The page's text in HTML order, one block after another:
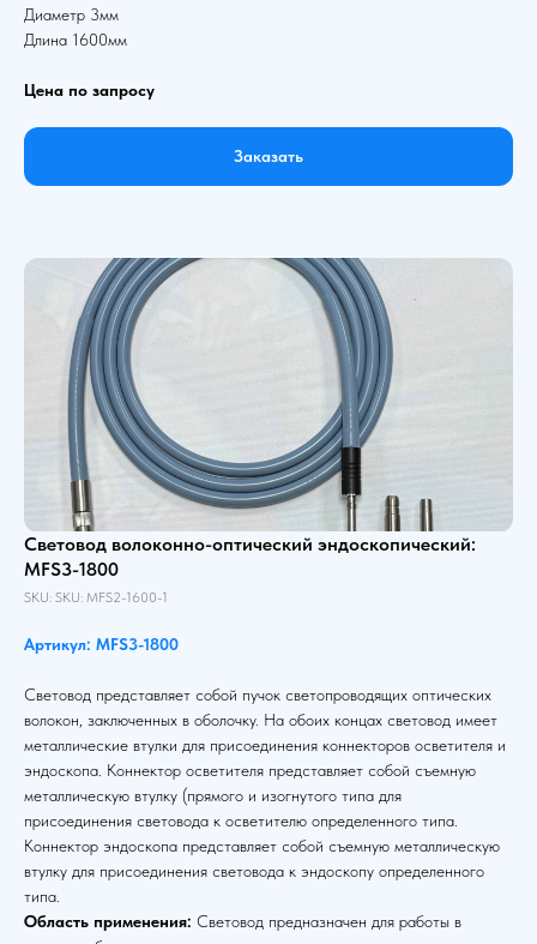
Диаметр 3мм
Длина 1600мм
Цена по запросу
Заказать
Световод волоконно-оптический эндоскопический:
MFS3-1800
SKU: SKU: MFS2-1600-1
Артикул: MFS3-1800
Световод представляет собой пучок светопроводящих оптических
волокон, заключенных в оболочку. На обоих концах световод имеет
металлические втулки для присоединения коннекторов осветителя и
эндоскопа. Коннектор осветителя представляет собой съемную
металлическую втулку (прямого и изогнутого типа для
присоединения световода к осветителю определенного типа.
Коннектор эндоскопа представляет собой съемную металлическую
втулку для присоединения световода к эндоскопу определенного
типа.
Область применения: Световод предназначен для работы в